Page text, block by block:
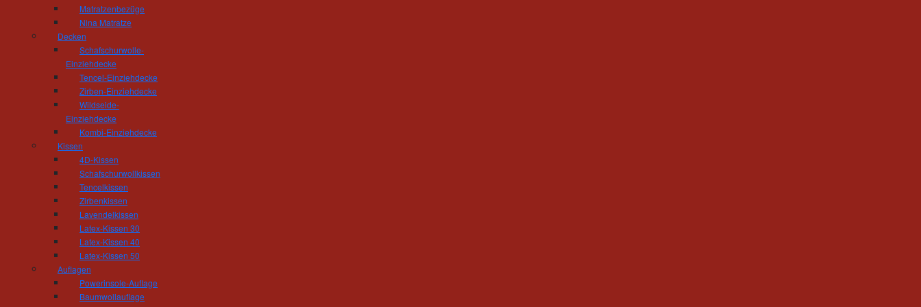
Matratzenbezüge
Nina Matratze
Decken
Schafschurwolle-
Einziehdecke
Tencel-Einziehdecke
Zirben-Einziehdecke
Wildseide-
Einziehdecke
Kombi-Einziehdecke
Kissen
4D-Kissen
Schafschurwollkissen
Tencelkissen
Zirbenkissen
Lavendelkissen
Latex-Kissen 30
Latex-Kissen 40
Latex-Kissen 50
Auflagen
Powerinsole-Auflage
Baumwollauflage
Telefon: 03722 - 85 159
Fax: 03722 - 85 150
Öffnungszeiten Wohnausstellung:
Montag - Donnerstag 10.00 - 18.00 Uhr
Freitag 10:00 - 16:00 Uhr
Öffnungszeiten Werkstatt:
Freitag 06:30 - 14:00 Uhr